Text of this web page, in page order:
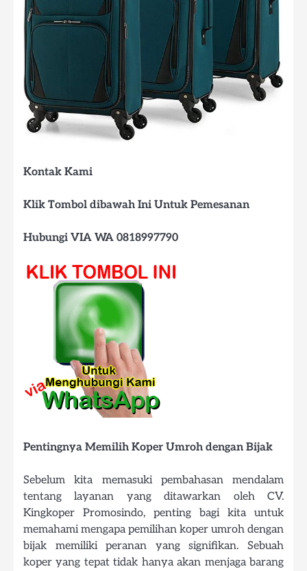
Kontak Kami
Klik Tombol dibawah Ini Untuk Pemesanan
Hubungi VIA WA 0818997790
Pentingnya Memilih Koper Umroh dengan Bijak
Sebelum kita memasuki pembahasan mendalam
tentang layanan yang ditawarkan oleh CV.
Kingkoper Promosindo, penting bagi kita untuk
memahami mengapa pemilihan koper umroh dengan
bijak memiliki peranan yang signifikan. Sebuah
koper yang tepat tidak hanya akan menjaga barang